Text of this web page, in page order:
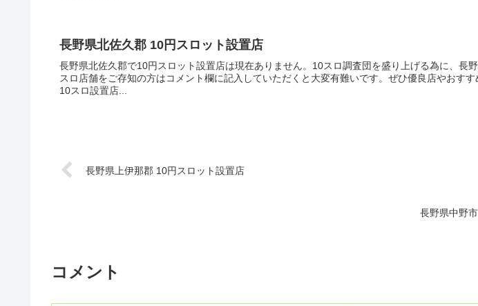
長野県北佐久郡 10円スロット設置店
長野県北佐久郡で10円スロット設置店は現在ありません。10スロ調査団を盛り上げる為に、長
スロ店舗をご存知の方はコメント欄に記入していただくと大変有難いです。ぜひ優良店やおすす
10スロ設置店...
長野県上伊那郡 10円スロット設置店
長野県中野
コメント